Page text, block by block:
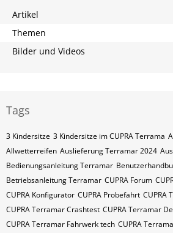
Artikel
Themen
Bilder und Videos
Tags
3 Kindersitze 3 Kindersitze im CUPRA Terrama
Allwetterreifen Auslieferung Terramar 2024
Bedienungsanleitung Terramar
Betriebsanleitung Terramar CUPRA Forum
CUPRA Konfigurator CUPRA Probefahrt CUPRA
CUPRA Terramar Crashtest CUPRA Terramar
CUPRA Terramar Fahrwerk tech CUPRA